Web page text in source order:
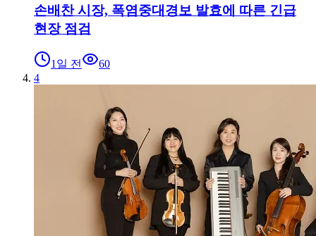
손배찬 시장, 폭염중대경보 발효에 따른 긴급
현장 점검
1일 전
60
4